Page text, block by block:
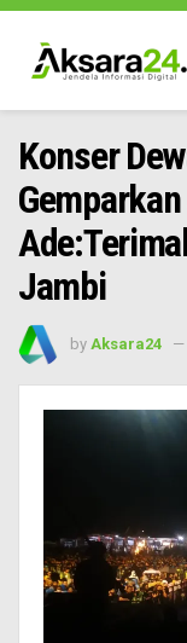
Konser
Jambi
by Aksara24